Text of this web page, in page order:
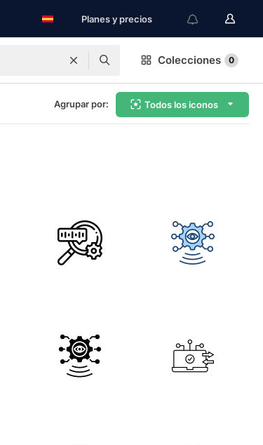
Planes y precios
Colecciones 0
Agrupar por: Todos los iconos